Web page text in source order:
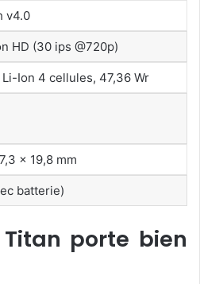
v4.0
HD (30 ips @720p)
Ion 4 cellules, 47,36 Wr
x 19,8 mm
batterie)
Titan porte bien